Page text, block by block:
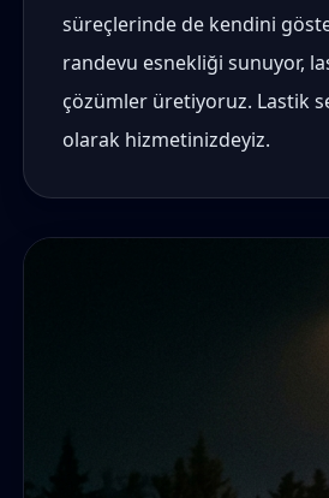
süreçlerinde de kendini
randevu esnekliği sunuyor,
çözümler üretiyoruz. Lastik
olarak hizmetinizdeyiz.